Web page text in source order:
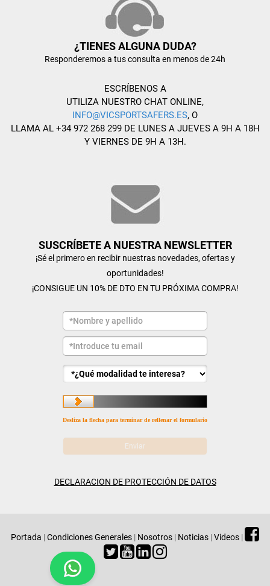
¿TIENES ALGUNA DUDA?
Responderemos a tus consulta en menos de 24h
ESCRÍBENOS A
UTILIZA NUESTRO CHAT ONLINE,
INFO@VICSPORTSAFERS.ES, O
LLAMA AL +34 972 268 299 DE LUNES A JUEVES A 9H A 18H
Y VIERNES DE 9H A 13H.
SUSCRÍBETE A NUESTRA NEWSLETTER
¡Sé el primero en recibir nuestras novedades, ofertas y
oportunidades!
¡CONSIGUE UN 10% DE DTO EN TU PRÓXIMA COMPRA!
Desliza la flecha para terminar de rellenar el formulario
DECLARACION DE PROTECCIÓN DE DATOS
Portada |Condiciones Generales | Nosotros | Noticias |Videos |